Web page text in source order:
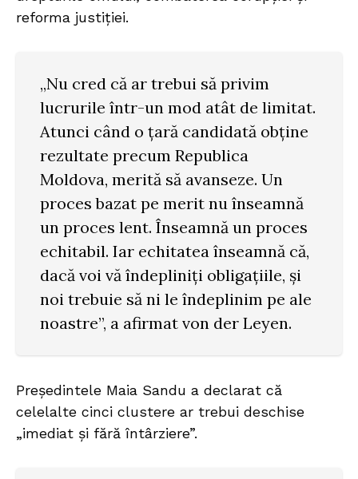
reforma justiției.
„Nu cred că ar trebui să privim
lucrurile într-un mod atât de limitat.
Atunci când o țară candidată obține
rezultate precum Republica
Moldova, merită să avanseze. Un
proces bazat pe merit nu înseamnă
un proces lent. Înseamnă un proces
echitabil. Iar echitatea înseamnă că,
dacă voi vă îndepliniți obligațiile, și
noi trebuie să ni le îndeplinim pe ale
noastre”, a afirmat von der Leyen.
Președintele Maia Sandu a declarat că
celelalte cinci clustere ar trebui deschise
„imediat și fără întârziere”.